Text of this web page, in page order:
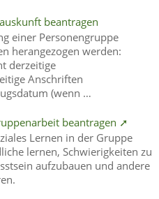
beantragen
einer Personengruppe
herangezogen werden:
derzeitige
Anschriften
(wenn …
beantragen ➚
Lernen in der Gruppe
lernen, Schwierigkeiten zu
aufzubauen und andere